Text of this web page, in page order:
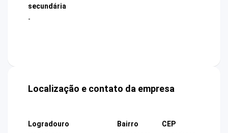
secundária
-
Localização e contato da empresa
Logradouro
Bairro
CEP